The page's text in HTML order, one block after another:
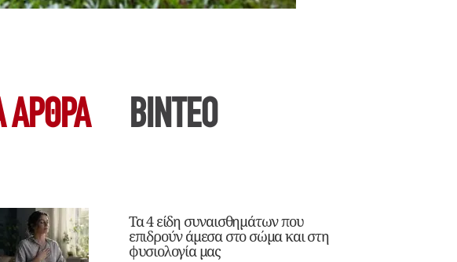
ΆΡΘΡΑ ΒΙΝΤΕΟ
Τα 4 είδη συναισθημάτων που
επιδρούν άμεσα στο σώμα και στη
φυσιολογία μας